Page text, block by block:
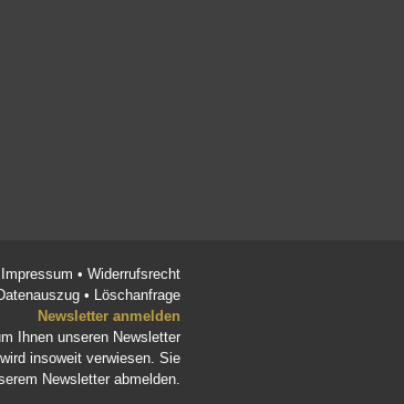
Impressum • Widerrufsrecht
• Löschanfrage
Newsletter anmelden
Ihnen unseren Newsletter
wird insoweit verwiesen. Sie
Newsletter abmelden.